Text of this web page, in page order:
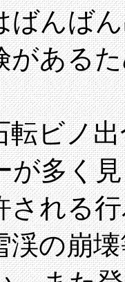
ばんば
がある
ビノ出
が多く
される
渓の崩